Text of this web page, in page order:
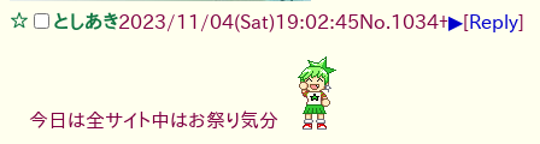
としあき2023/11/04(Sat)19:02:45No.1034+▶[Reply]
今日は全サイト中はお祭り気分